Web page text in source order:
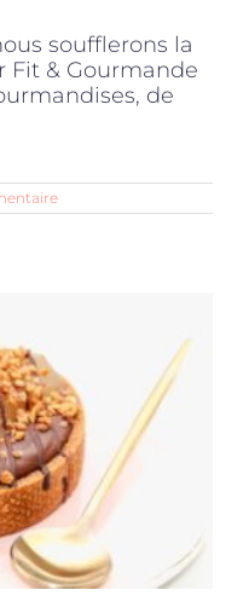
soufflerons la
Fit & Gourmande
de